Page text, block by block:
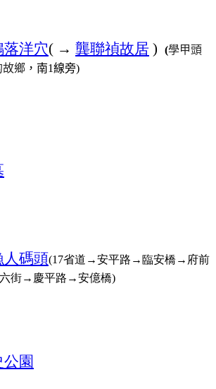
洋穴( → 龔聯禎故居 ) (學甲頭
鄉 ，南1線旁)
碼頭(17省道→安平路→臨安橋→府前
街→慶平路→安億橋)
園